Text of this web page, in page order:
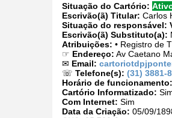
Situação do Cartório:
Escrivão(ã) Titular: Carlos
Situação do responsável:
Escrivão(ã) Substituto(a):
Atribuições: • Registro de
☞ Endereço: Av Caetano
✉ Email:
☏ Telefone(s): (31) 3881-
Horário de funcionamento:
Cartório Informatizado:
Com Internet: Sim
Data da Criação: 05/09/